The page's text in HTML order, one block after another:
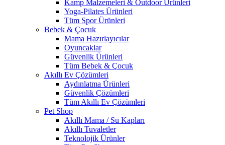
Kamp Malzemeleri & Outdoor Ürünleri
Yoga-Pilates Ürünleri
Tüm Spor Ürünleri
Bebek & Çocuk
Mama Hazırlayıcılar
Oyuncaklar
Güvenlik Ürünleri
Tüm Bebek & Çocuk
Akıllı Ev Çözümleri
Aydınlatma Ürünleri
Güvenlik Çözümleri
Tüm Akıllı Ev Çözümleri
Pet Shop
Akıllı Mama / Su Kapları
Akıllı Tuvaletler
Teknolojik Ürünler